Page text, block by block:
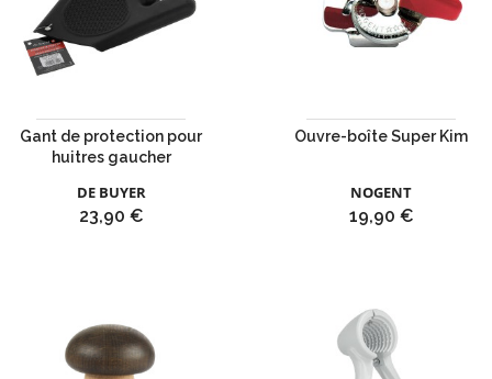
Gant de protection pour
huitres gaucher
DE BUYER
Prix
23,90 €
Ouvre-boîte Super Kim
NOGENT
Prix
19,90 €